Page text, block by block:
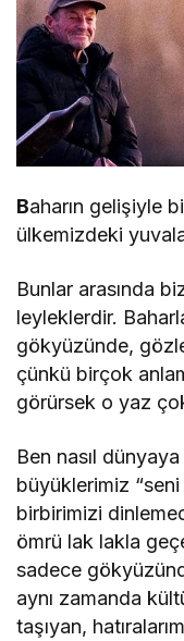
Baharın gelişiyle
ülkemizdeki
Bunlar arasında
leyleklerdir.
gökyüzünde,
çünkü birçok
görürsek o yaz
Ben nasıl
büyüklerimiz
birbirimizi
ömrü lak lakla
sadece
aynı zamanda
taşıyan,